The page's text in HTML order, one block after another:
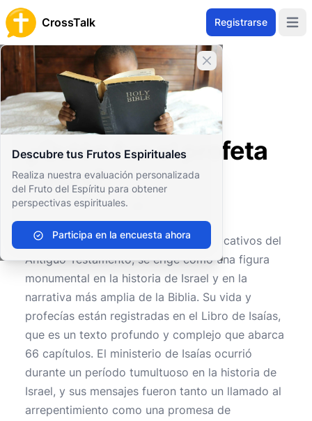
CrossTalk Registrarse
Cerrar banner
Descubre tus Frutos Espirituales
Realiza nuestra evaluación personalizada
del Fruto del Espíritu para obtener
perspectivas espirituales.
Participa en la encuesta ahora
Inicio
Archivo de Preguntas
Antiguo Testamento
Profetas Mayores
¿Quién fue el profeta Isaías?
¿Quién fue el profeta
Isaías?
0 0 680
Isaías, uno de los profetas más significativos del
Antiguo Testamento, se erige como una figura
monumental en la historia de Israel y en la
narrativa más amplia de la Biblia. Su vida y
profecías están registradas en el Libro de Isaías,
que es un texto profundo y complejo que abarca
66 capítulos. El ministerio de Isaías ocurrió
durante un período tumultuoso en la historia de
Israel, y sus mensajes fueron tanto un llamado al
arrepentimiento como una promesa de